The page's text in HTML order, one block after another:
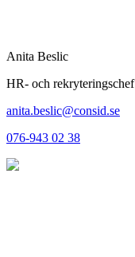
Anita Beslic
HR- och rekryteringschef
anita.beslic@consid.se
076-943 02 38